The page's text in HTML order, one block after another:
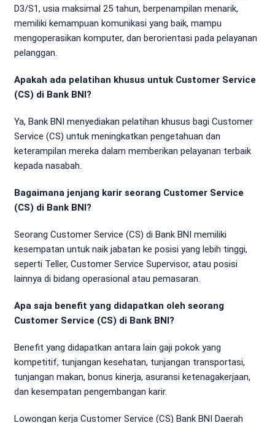
D3/S1, usia maksimal 25 tahun, berpenampilan menarik,
memiliki kemampuan komunikasi yang baik, mampu
mengoperasikan komputer, dan berorientasi pada pelayanan
pelanggan.
Apakah ada pelatihan khusus untuk Customer Service
(CS) di Bank BNI?
Ya, Bank BNI menyediakan pelatihan khusus bagi Customer
Service (CS) untuk meningkatkan pengetahuan dan
keterampilan mereka dalam memberikan pelayanan terbaik
kepada nasabah.
Bagaimana jenjang karir seorang Customer Service
(CS) di Bank BNI?
Seorang Customer Service (CS) di Bank BNI memiliki
kesempatan untuk naik jabatan ke posisi yang lebih tinggi,
seperti Teller, Customer Service Supervisor, atau posisi
lainnya di bidang operasional atau pemasaran.
Apa saja benefit yang didapatkan oleh seorang
Customer Service (CS) di Bank BNI?
Benefit yang didapatkan antara lain gaji pokok yang
kompetitif, tunjangan kesehatan, tunjangan transportasi,
tunjangan makan, bonus kinerja, asuransi ketenagakerjaan,
dan kesempatan pengembangan karir.
Lowongan kerja Customer Service (CS) Bank BNI Daerah